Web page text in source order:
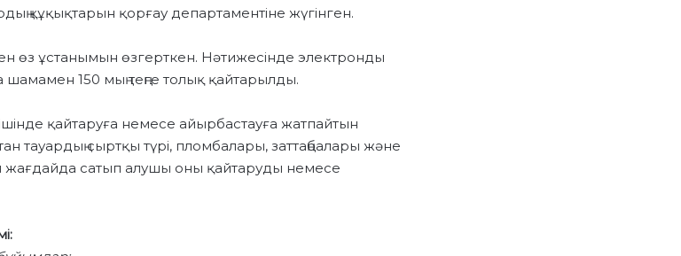
құқықтарын қорғау департаментіне жүгінген.
өз ұстанымын өзгерткен. Нәтижесінде электронды
150 мың теңге толық қайтарылды.
қайтаруға немесе айырбастауға жатпайтын
тауардың сыртқы түрі, пломбалары, заттаңбалары және
жағдайда сатып алушы оны қайтаруды немесе